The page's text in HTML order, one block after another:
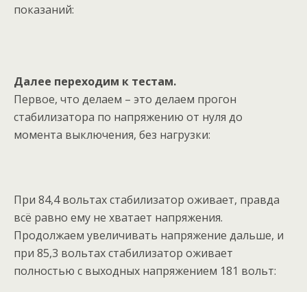
показаний:
Далее переходим к тестам.
Первое, что делаем – это делаем прогон
стабилизатора по напряжению от нуля до
момента выключения, без нагрузки:
При 84,4 вольтах стабилизатор оживает, правда
всё равно ему не хватает напряжения.
Продолжаем увеличивать напряжение дальше, и
при 85,3 вольтах стабилизатор оживает
полностью с выходных напряжением 181 вольт: